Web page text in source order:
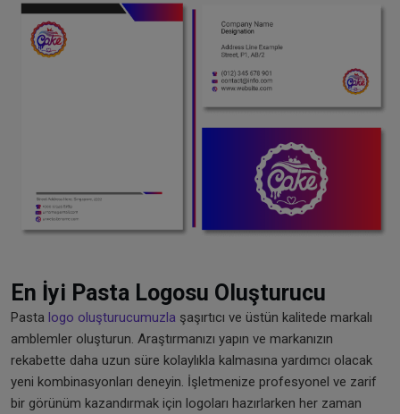
En İyi Pasta Logosu Oluşturucu
Pasta logo oluşturucumuzla şaşırtıcı ve üstün kalitede markalı
amblemler oluşturun. Araştırmanızı yapın ve markanızın
rekabette daha uzun süre kolaylıkla kalmasına yardımcı olacak
yeni kombinasyonları deneyin. İşletmenize profesyonel ve zarif
bir görünüm kazandırmak için logoları hazırlarken her zaman